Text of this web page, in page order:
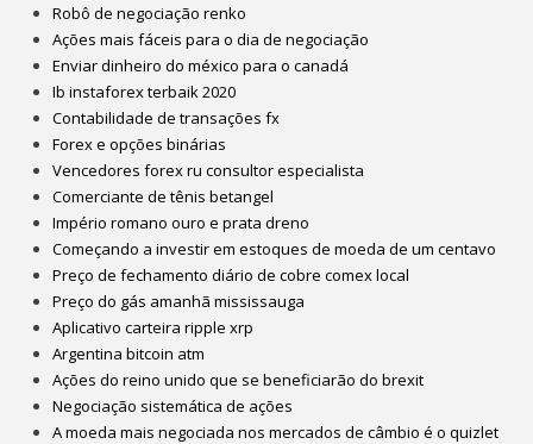
Robô de negociação renko
Ações mais fáceis para o dia de negociação
Enviar dinheiro do méxico para o canadá
Ib instaforex terbaik 2020
Contabilidade de transações fx
Forex e opções binárias
Vencedores forex ru consultor especialista
Comerciante de tênis betangel
Império romano ouro e prata dreno
Começando a investir em estoques de moeda de um centavo
Preço de fechamento diário de cobre comex local
Preço do gás amanhã mississauga
Aplicativo carteira ripple xrp
Argentina bitcoin atm
Ações do reino unido que se beneficiarão do brexit
Negociação sistemática de ações
A moeda mais negociada nos mercados de câmbio é o quizlet